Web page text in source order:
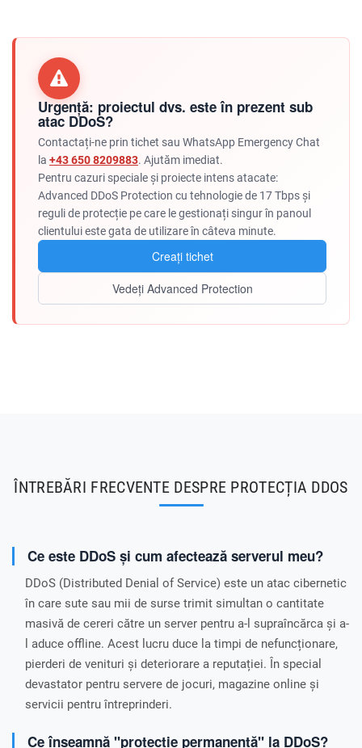
Urgență: proiectul dvs. este în prezent sub
atac DDoS?
Contactați-ne prin tichet sau WhatsApp Emergency Chat
la +43 650 8209883. Ajutăm imediat.
Pentru cazuri speciale și proiecte intens atacate:
Advanced DDoS Protection cu tehnologie de 17 Tbps și
reguli de protecție pe care le gestionați singur în panoul
clientului este gata de utilizare în câteva minute.
Creați tichet
Vedeți Advanced Protection
ÎNTREBĂRI FRECVENTE DESPRE PROTECȚIA DDOS
Ce este DDoS și cum afectează serverul meu?
DDoS (Distributed Denial of Service) este un atac cibernetic
în care sute sau mii de surse trimit simultan o cantitate
masivă de cereri către un server pentru a-l supraîncărca și a-
l aduce offline. Acest lucru duce la timpi de nefuncționare,
pierderi de venituri și deteriorare a reputației. În special
devastator pentru servere de jocuri, magazine online și
servicii pentru întreprinderi.
Ce înseamnă "protecție permanentă" la DDoS?